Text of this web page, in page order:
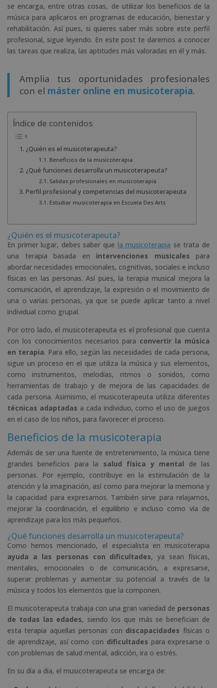
se encarga, entre otras cosas, de utilizar los beneficios de la
música para aplicaros en programas de educación, bienestar y
rehabilitación. Así pues, si quieres saber más sobre este perfil
profesional, sigue leyendo. En este post te daremos a conocer
las tareas que realiza, las aptitudes más valoradas en él y más.
Amplia tus oportunidades profesionales
con el máster online en musicoterapia.
Índice de contenidos
¿Quién es el musicoterapeuta?
Beneficios de la musicoterapia
¿Qué funciones desarrolla un musicoterapeuta?
Salidas profesionales en musicoterapia
Perfil profesional y competencias del musicoterapeuta
Estudiar musicoterapia en Escuela Des Arts
¿Quién es el musicoterapeuta?
En primer lugar, debes saber que la musicoterapia se trata de
una terapia basada en intervenciones musicales para
abordar necesidades emocionales, cognitivas, sociales e incluso
físicas en las personas. Así pues, la terapia musical mejora la
comunicación, el aprendizaje, la expresión o el movimiento de
una o varias personas, ya que se puede aplicar tanto a nivel
individual como grupal.
Por otro lado, el musicoterapeuta es el profesional que cuenta
con los conocimientos necesarios para convertir la música
en terapia. Para ello, según las necesidades de cada persona,
sigue un proceso en el que utiliza la música y sus elementos,
como instrumentos, melodías, ritmos o sonidos, como
herramientas de trabajo y de mejora de las capacidades de
cada persona. Asimismo, el musicoterapeuta utiliza diferentes
técnicas adaptadas a cada individuo, como el uso de juegos
en el caso de los niños, para favorecer el proceso.
Beneficios de la musicoterapia
Además de ser una fuente de entretenimiento, la música tiene
grandes beneficios para la salud física y mental de las
personas. Por ejemplo, contribuye en la estimulación de la
atención y la imaginación, así como para mejorar la memoria y
la capacidad para expresarnos. También sirve para relajarnos,
mejorar la coordinación, el equilibrio e incluso como vía de
aprendizaje para los más pequeños.
¿Qué funciones desarrolla un musicoterapeuta?
Como hemos mencionado, el especialista en musicoterapia
ayuda a las personas con dificultades, ya sean físicas,
mentales, emocionales o de comunicación, a expresarse,
superar problemas y aumentar su potencial a través de la
música y todos los elementos que la componen.
El musicoterapeuta trabaja con una gran variedad de personas
de todas las edades, siendo los que más se benefician de
esta terapia aquellas personas con discapacidades físicas o
de aprendizaje, así como con dificultades para expresarse o
con problemas de salud mental, adicción, ira o estrés.
En su día a día, el musicoterapeuta se encarga de: